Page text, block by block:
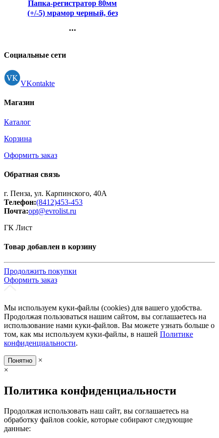
Папка-регистратор 80мм
(+/-5) мрамор черный, без
...
Регистрация
Социальные сети
VKontakte
Магазин
Каталог
Корзина
Оформить заказ
Обратная связь
г. Пенза, ул. Карпинского, 40А
Телефон:(8412)453-453
Почта:opt@evrolist.ru
ГК Лист
Товар добавлен в корзину
Продолжить покупки
Оформить заказ
Мы используем куки-файлы (cookies) для вашего удобства.
Продолжая пользоваться нашим сайтом, вы соглашаетесь на
использование нами куки-файлов. Вы можете узнать больше о
том, как мы используем куки-файлы, в нашей Политике
конфиденциальности.
Понятно
×
×
Политика конфиденциальности
Продолжая использовать наш сайт, вы соглашаетесь на
обработку файлов cookie, которые собирают следующие
данные: